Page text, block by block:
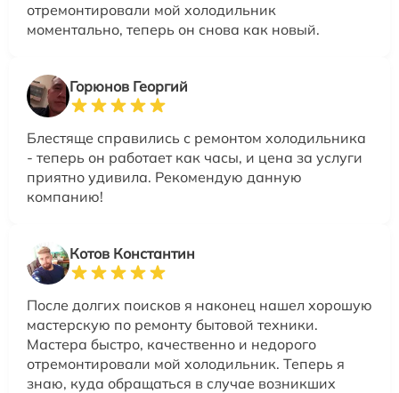
отремонтировали мой холодильник
моментально, теперь он снова как новый.
Горюнов Георгий
Блестяще справились с ремонтом холодильника
- теперь он работает как часы, и цена за услуги
приятно удивила. Рекомендую данную
компанию!
Котов Константин
После долгих поисков я наконец нашел хорошую
мастерскую по ремонту бытовой техники.
Мастера быстро, качественно и недорого
отремонтировали мой холодильник. Теперь я
знаю, куда обращаться в случае возникших